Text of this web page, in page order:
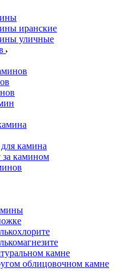
иранские
уличные
камина
за камином
камне
облицовочном камне